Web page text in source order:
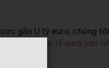
gần 1,1 tỷ euro, chúng
tôi vượt mốc tỷ euro vào